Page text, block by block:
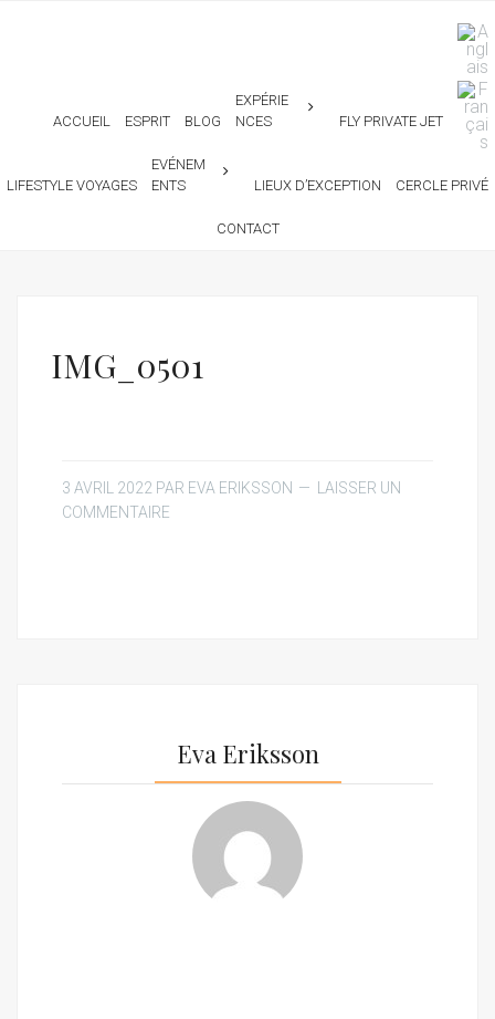
ACCUEIL ESPRIT BLOG
EXPÉRIE
NCES
FLY PRIVATE JET
LIFESTYLE VOYAGES
EVÉNEM
ENTS
LIEUX D’EXCEPTION CERCLE PRIVÉ
CONTACT
IMG_0501
3 AVRIL 2022 PAR EVA ERIKSSON
LAISSER UN
COMMENTAIRE
Eva Eriksson